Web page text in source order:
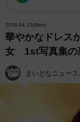
2026.04.13(Mon)
華やかなドレス
女 1st写真集の
まいどなニュー